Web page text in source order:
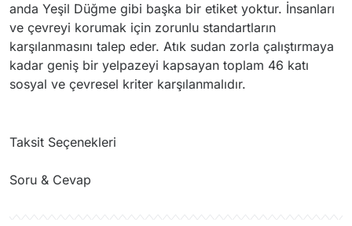
anda Yeşil Düğme gibi başka bir etiket yoktur. İnsanları
ve çevreyi korumak için zorunlu standartların
karşılanmasını talep eder. Atık sudan zorla çalıştırmaya
kadar geniş bir yelpazeyi kapsayan toplam 46 katı
sosyal ve çevresel kriter karşılanmalıdır.
Taksit Seçenekleri
Soru & Cevap